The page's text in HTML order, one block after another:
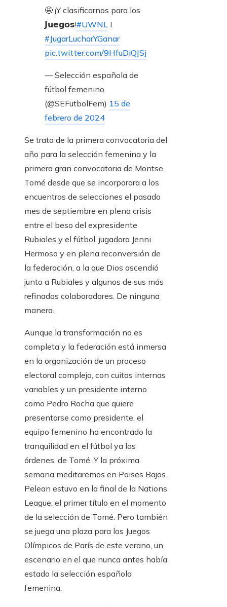
🤩 ¡Y clasificarnos para los
𝗝𝘂𝗲𝗴𝗼𝘀!#UWNL I
#JugarLucharYGanar
pic.twitter.com/9HfuDiQJSj
— Selección española de
fútbol femenino
(@SEFutbolFem) 15 de
febrero de 2024
Se trata de la primera convocatoria del
año para la selección femenina y la
primera gran convocatoria de Montse
Tomé desde que se incorporara a los
encuentros de selecciones el pasado
mes de septiembre en plena crisis
entre el beso del expresidente
Rubiales y el fútbol. jugadora Jenni
Hermoso y en plena reconversión de
la federación, a la que Dios ascendió
junto a Rubiales y algunos de sus más
refinados colaboradores. De ninguna
manera.
Aunque la transformación no es
completa y la federación está inmersa
en la organización de un proceso
electoral complejo, con cuitas internas
variables y un presidente interno
como Pedro Rocha que quiere
presentarse como presidente, el
equipo femenino ha encontrado la
tranquilidad en el fútbol ya las
órdenes. de Tomé. Y la próxima
semana meditaremos en Paises Bajos.
Pelean estuvo en la final de la Nations
League, el primer título en el momento
de la selección de Tomé. Pero también
se juega una plaza para los Juegos
Olímpicos de París de este verano, un
escenario en el que nunca antes había
estado la selección española
femenina.